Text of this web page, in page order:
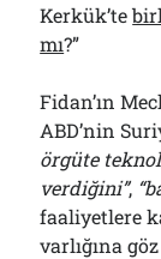
Kerkük’te
mı?”
Fidan’ın
ABD’nin
örgüte
verdiğini”,
faaliyetlere
varlığına